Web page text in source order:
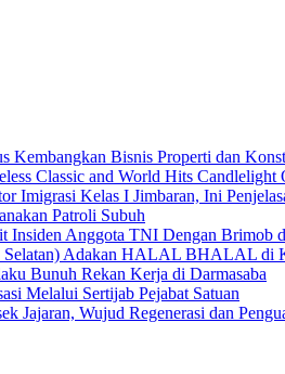
Kembangkan Bisnis Properti dan
Classic and World Hits Candlelight
Imigrasi Kelas I Jimbaran, Ini
Patroli Subuh
Insiden Anggota TNI Dengan Brimob
Selatan) Adakan HALAL BHALAL di
Bunuh Rekan Kerja di Darmasaba
Melalui Sertijab Pejabat Satuan
Jajaran, Wujud Regenerasi dan